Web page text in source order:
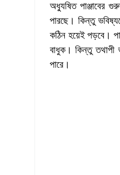
অধ্যুষিত পাঞ্জাবের
পারছে। কিন্তু
কঠিন হয়েই পড়বে।
বাধুক। কিন্তু তথাপী
পারে।